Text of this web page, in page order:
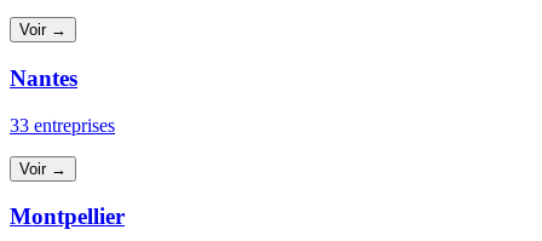
Voir →
Nantes
33 entreprises
Voir →
Montpellier